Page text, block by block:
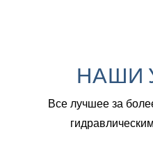
НАШИ
Все лучшее за